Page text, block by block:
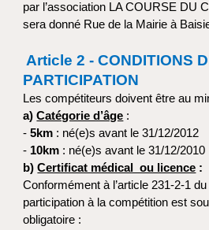
par l’association LA COURSE DU
sera donné Rue de la Mairie à
Article 2 - CONDITIONS
PARTICIPATION
Les compétiteurs doivent être au
a)Catégorie d’âge :
-5km : né(e)s avant le 31/12/2012
- 10km : né(e)s avant le 31/12/2010
b)Certificat médical ou licence :
Conformément à l’article 231-2-1
participation à la compétition est
obligatoire :